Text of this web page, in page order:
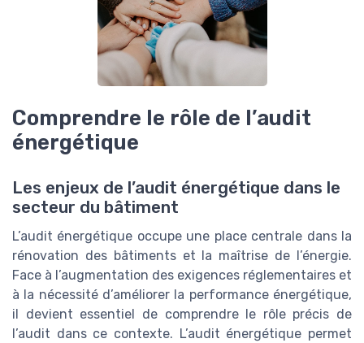
Comprendre le rôle de l’audit
énergétique
Les enjeux de l’audit énergétique dans le
secteur du bâtiment
L’audit énergétique occupe une place centrale dans la
rénovation des bâtiments et la maîtrise de l’énergie.
Face à l’augmentation des exigences réglementaires et
à la nécessité d’améliorer la performance énergétique,
il devient essentiel de comprendre le rôle précis de
l’audit dans ce contexte. L’audit énergétique permet